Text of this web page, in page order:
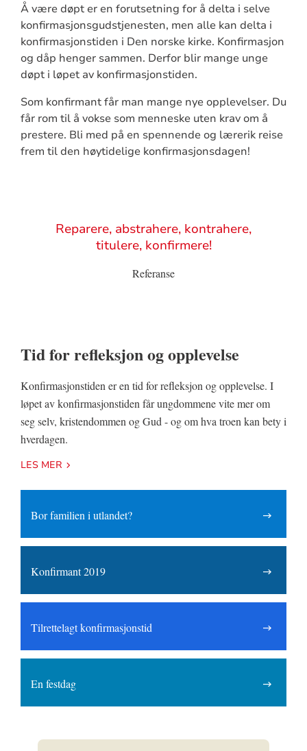
Å være døpt er en forutsetning for å delta i selve
konfirmasjonsgudstjenesten, men alle kan delta i
konfirmasjonstiden i Den norske kirke. Konfirmasjon
og dåp henger sammen. Derfor blir mange unge
døpt i løpet av konfirmasjonstiden.
Som konfirmant får man mange nye opplevelser. Du
får rom til å vokse som menneske uten krav om å
prestere. Bli med på en spennende og lærerik reise
frem til den høytidelige konfirmasjonsdagen!
Sitat
Reparere, abstrahere, kontrahere,
titulere, konfirmere!
Referanse
Tid for refleksjon og opplevelse
Konfirmasjonstiden er en tid for refleksjon og opplevelse. I
løpet av konfirmasjonstiden får ungdommene vite mer om
seg selv, kristendommen og Gud - og om hva troen kan bety i
hverdagen.
LES MER
Bor familien i utlandet?
Konfirmant 2019
Tilrettelagt konfirmasjonstid
En festdag